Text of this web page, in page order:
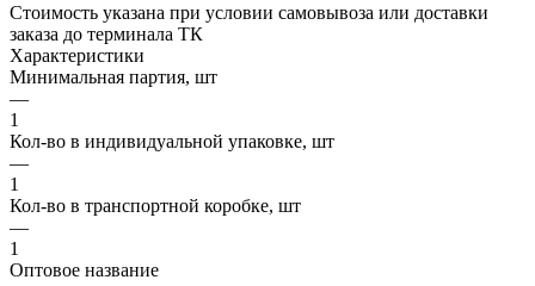
Стоимость указана при условии самовывоза или доставки
заказа до терминала ТК
Характеристики
Минимальная партия, шт
—
1
Кол-во в индивидуальной упаковке, шт
—
1
Кол-во в транспортной коробке, шт
—
1
Оптовое название